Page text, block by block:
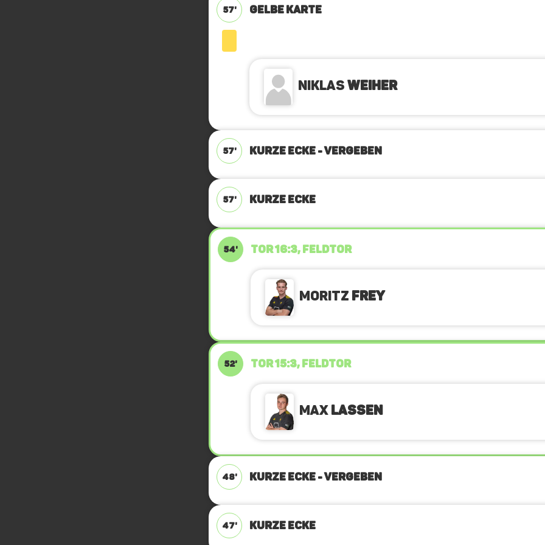
57' GELBE KARTE
NiklasWeiher
57' KURZE ECKE - VERGEBEN
57' KURZE ECKE
54' TOR 16:3, FELDTOR
Moritz Frey
52' TOR 15:3, FELDTOR
MaxLassen
48' KURZE ECKE - VERGEBEN
47' KURZE ECKE